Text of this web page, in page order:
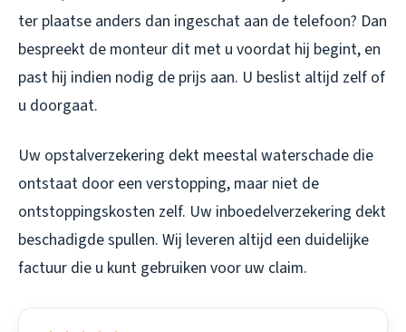
ter plaatse anders dan ingeschat aan de telefoon? Dan
bespreekt de monteur dit met u voordat hij begint, en
past hij indien nodig de prijs aan. U beslist altijd zelf of
u doorgaat.
Uw opstalverzekering dekt meestal waterschade die
ontstaat door een verstopping, maar niet de
ontstoppingskosten zelf. Uw inboedelverzekering dekt
beschadigde spullen. Wij leveren altijd een duidelijke
factuur die u kunt gebruiken voor uw claim.